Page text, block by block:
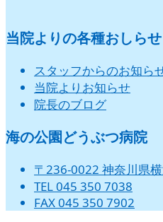
当院よりの各種おしらせ
スタッフからのお知ら
当院よりお知らせ
院長のブログ
海の公園どうぶつ病院
〒236-0022 神奈川県
TEL 045 350 7038
FAX 045 350 7902